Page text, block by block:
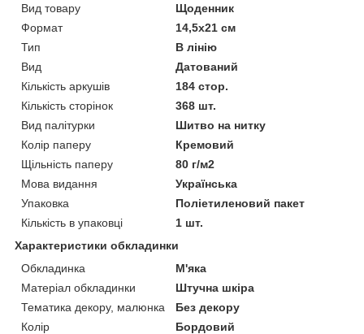
Вид товару
Щоденник
Формат
14,5x21 см
Тип
В лінію
Вид
Датований
Кількість аркушів
184 стор.
Кількість сторінок
368 шт.
Вид палітурки
Шитво на нитку
Колір паперу
Кремовий
Щільність паперу
80 г/м2
Мова видання
Українська
Упаковка
Поліетиленовий пакет
Кількість в упаковці
1 шт.
Характеристики обкладинки
Обкладинка
М'яка
Матеріал обкладинки
Штучна шкіра
Тематика декору, малюнка
Без декору
Колір
Бордовий